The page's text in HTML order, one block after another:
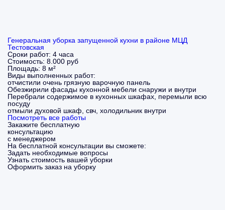
Генеральная уборка запущенной кухни в районе МЦД
Тестовская
Сроки работ: 4 часа
Стоимость: 8.000 руб
Площадь: 8 м²
Виды выполненных работ:
отчистили очень грязную варочную панель
Обезжирили фасады кухонной мебели снаружи и внутри
Перебрали содержимое в кухонных шкафах, перемыли всю
посуду
отмыли духовой шкаф, свч, холодильник внутри
Посмотреть все работы
Закажите бесплатную
консультацию
с менеджером
На бесплатной консультации вы сможете:
Задать необходимые вопросы
Узнать стоимость вашей уборки
Оформить заказ на уборку